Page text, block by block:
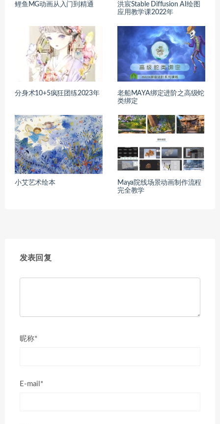
鲤鱼MG动画从入门到精通
洪宸Stable Diffusion AI绘图
应用教学课2022年
分身术10+5疯狂团练2023年
老船MAYA绑定进阶之高级蛇
类绑定
小艾艺术绘本
Maya院线场景动画制作流程
完全教学
发表回复
昵称*
E-mail*